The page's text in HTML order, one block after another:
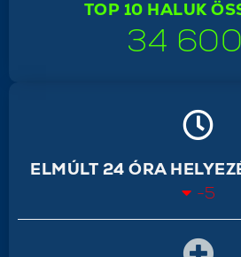
TOP 10 HALUK
34
ELMÚLT 24 ÓRA
-5